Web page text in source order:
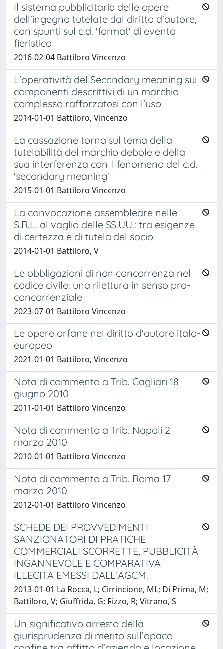
Il sistema pubblicitario delle opere
dell'ingegno tutelate dal diritto d'autore,
con spunti sul c.d. 'format' di evento
fieristico
2016-02-04 Battiloro Vincenzo
L'operatività del Secondary meaning sui
componenti descrittivi di un marchio
complesso rafforzatosi con l'uso
2014-01-01 Battiloro, Vincenzo
La cassazione torna sul tema della
tutelabilità del marchio debole e della
sua interferenza con il fenomeno del c.d.
'secondary meaning'
2015-01-01 Battiloro Vincenzo
La convocazione assembleare nelle
S.R.L. al vaglio delle SS.UU.: tra esigenze
di certezza e di tutela del socio
2014-01-01 Battiloro, V
Le obbligazioni di non concorrenza nel
codice civile: una rilettura in senso pro-
concorrenziale
2023-07-01 Battiloro Vincenzo
Le opere orfane nel diritto d'autore italo-
europeo
2021-01-01 Battiloro, Vincenzo
Nota di commento a Trib. Cagliari 18
giugno 2010
2011-01-01 Battiloro Vincenzo
Nota di commento a Trib. Napoli 2
marzo 2010
2010-01-01 Battiloro Vincenzo
Nota di commento a Trib. Roma 17
marzo 2010
2012-01-01 Battiloro Vincenzo
SCHEDE DEI PROVVEDIMENTI
SANZIONATORI DI PRATICHE
COMMERCIALI SCORRETTE, PUBBLICITÀ
INGANNEVOLE E COMPARATIVA
ILLECITA EMESSI DALL’AGCM.
2013-01-01 La Rocca, L; Cirrincione, ML; Di Prima, M;
Battiloro, V; Giuffrida, G; Rizzo, R; Vitrano, S
Un significativo arresto della
giurisprudenza di merito sull’opaco